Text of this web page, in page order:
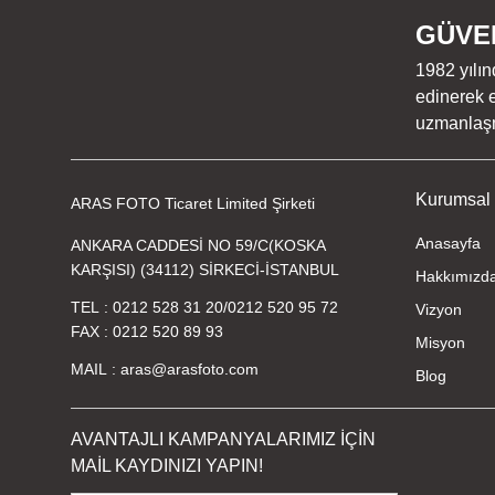
1982
edinerek
ARAS FOTO Ticaret Limited Şirketi
ANKARA CADDESİ NO 59/C(KOSKA
KARŞISI) (34112) SİRKECİ-İSTANBUL
TEL 0212 528 31 20/0212 520 95 72
FAX
0212 520 89 93
MAIL aras@arasfoto.com
Kurumsal
Anasayfa
Vizyon
Misyon
Blog
AVANTAJLI KAMPANYALARIMIZ İÇİN
MAİL KAYDINIZI YAPIN!